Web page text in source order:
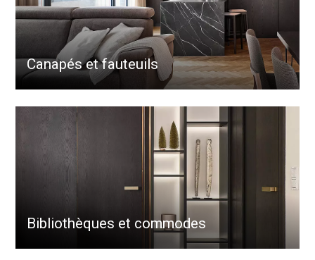
Canapés et fauteuils
Bibliothèques et commodes